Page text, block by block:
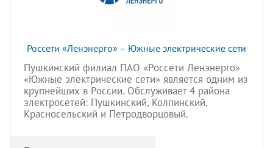
Россети «Ленэнерго» – Южные электрические сети
Пушкинский филиал ПАО «Россети Ленэнерго»
«Южные электрические сети» является одним из
крупнейших в России. Обслуживает 4 района
электросетей: Пушкинский, Колпинский,
Красносельский и Петродворцовый.